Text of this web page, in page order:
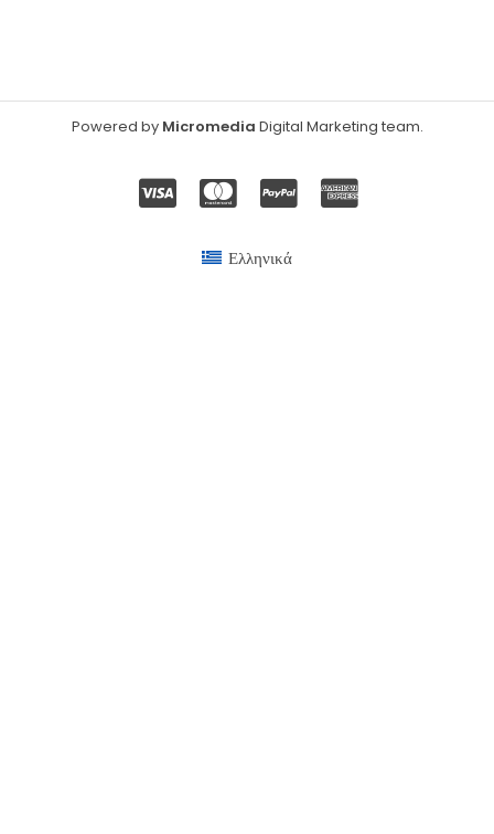
Powered by Micromedia Digital Marketing team.
Ελληνικά